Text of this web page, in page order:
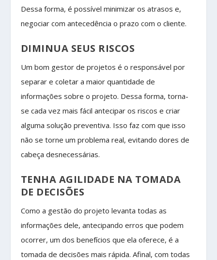
Dessa forma, é possível minimizar os atrasos e,
negociar com antecedência o prazo com o cliente.
DIMINUA SEUS RISCOS
Um bom gestor de projetos é o responsável por
separar e coletar a maior quantidade de
informações sobre o projeto. Dessa forma, torna-
se cada vez mais fácil antecipar os riscos e criar
alguma solução preventiva. Isso faz com que isso
não se torne um problema real, evitando dores de
cabeça desnecessárias.
TENHA AGILIDADE NA TOMADA
DE DECISÕES
Como a gestão do projeto levanta todas as
informações dele, antecipando erros que podem
ocorrer, um dos benefícios que ela oferece, é a
tomada de decisões mais rápida. Afinal, com todas